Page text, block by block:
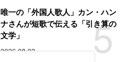
5
唯一の「外国人歌人」カン・ハン
ナさんが短歌で伝える「引き算の
文学」
2026.08.03